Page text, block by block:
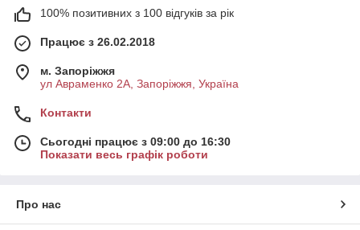
100% позитивних з 100 відгуків за рік
Працює з 26.02.2018
м. Запоріжжя
ул Авраменко 2А, Запоріжжя, Україна
Контакти
Сьогодні працює з 09:00 до 16:30
Показати весь графік роботи
Про нас